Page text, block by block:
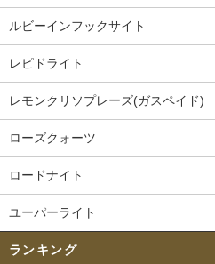
ルビーインフックサイト
レピドライト
レモンクリソプレーズ(ガスペイド)
ローズクォーツ
ロードナイト
ユーパーライト
ランキング